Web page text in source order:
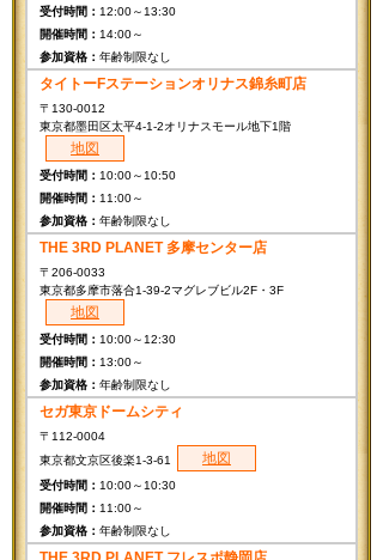
12:00～13:30
14:00～
年齢制限なし
タイトーFステーションオリナス錦糸町店
〒130-0012
東京都墨田区太平4-1-2オリナスモール地下1階
地図
10:00～10:50
11:00～
年齢制限なし
THE 3RD PLANET 多摩センター店
〒206-0033
東京都多摩市落合1-39-2マグレブビル2F・3F
地図
10:00～12:30
13:00～
年齢制限なし
セガ東京ドームシティ
〒112-0004
東京都文京区後楽1-3-61
地図
10:00～10:30
11:00～
年齢制限なし